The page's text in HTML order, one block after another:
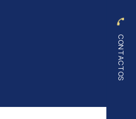
CONTACTOS